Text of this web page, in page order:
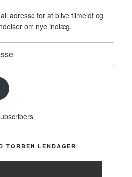
adresse for at blive tilmeldt og
om nye indlæg.
TORBEN LENDAGER